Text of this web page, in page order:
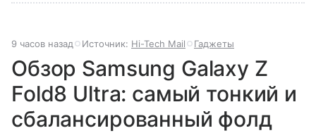
9 часов назад Источник: Hi-Tech Mail Гаджеты
Обзор Samsung Galaxy Z
Fold8 Ultra: самый тонкий и
сбалансированный фолд